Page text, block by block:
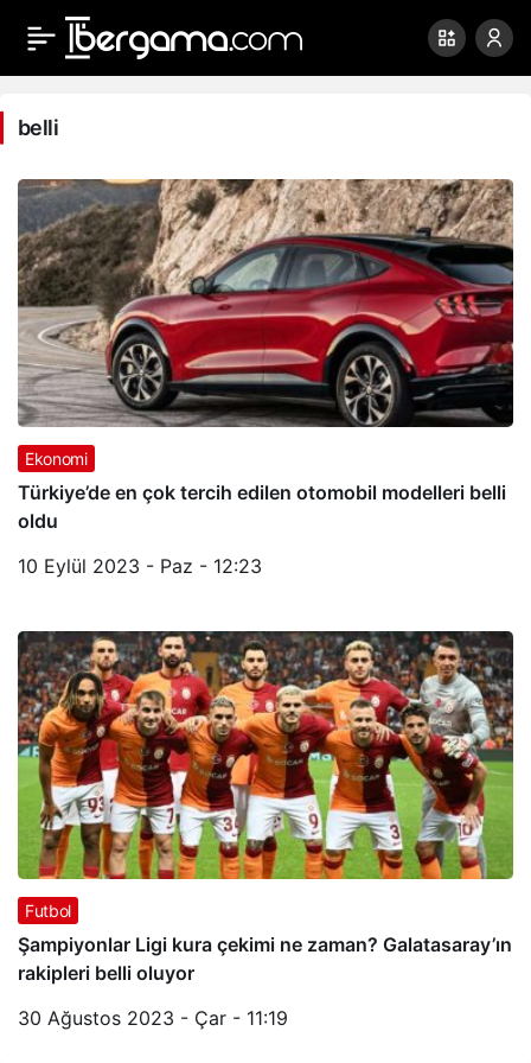
belli
belli
Ekonomi
Türkiye’de en çok tercih edilen otomobil modelleri belli
oldu
10 Eylül 2023 - Paz - 12:23
Futbol
Şampiyonlar Ligi kura çekimi ne zaman? Galatasaray’ın
rakipleri belli oluyor
30 Ağustos 2023 - Çar - 11:19